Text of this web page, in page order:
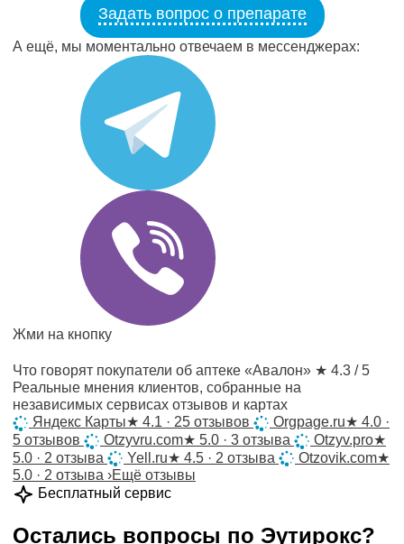
Задать вопрос о препарате
А ещё, мы моментально отвечаем в мессенджерах:
Жми на кнопку
Что говорят покупатели об аптеке «Авалон» ★ 4.3 / 5
Реальные мнения клиентов, собранные на
независимых сервисах отзывов и картах
Яндекс Карты★ 4.1 · 25 отзывов Orgpage.ru★ 4.0 ·
5 отзывов
Otzyvru.com★ 5.0 · 3 отзыва Otzyv.pro★
5.0 · 2 отзыва
Yell.ru★ 4.5 · 2 отзыва Otzovik.com★
5.0 · 2 отзыва ›Ещё отзывы
Бесплатный сервис
Остались вопросы по Эутирокс?